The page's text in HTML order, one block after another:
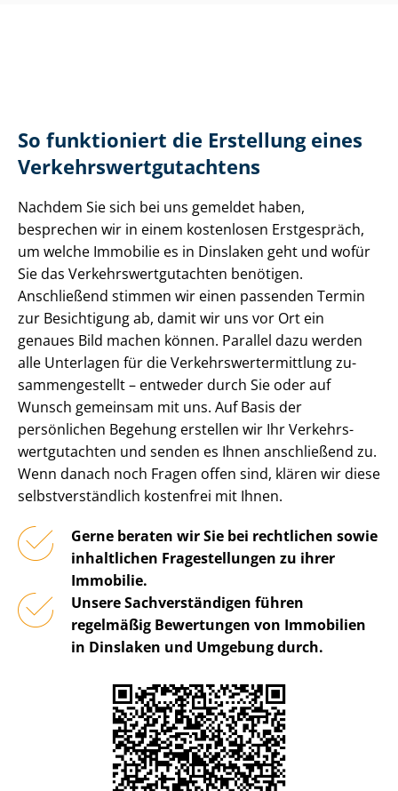
So funktioniert die Erstellung eines
Ver­kehrs­wert­gut­ach­tens
Nachdem Sie sich bei uns gemeldet haben,
besprechen wir in einem kostenlosen Erstgespräch,
um welche Immobilie es in Dinslaken geht und wofür
Sie das Ver­kehrs­wert­gut­ach­ten benötigen.
Anschließend stimmen wir einen passenden Termin
zur Besichtigung ab, damit wir uns vor Ort ein
genaues Bild machen können. Parallel dazu werden
alle Unterlagen für die Ver­kehrs­wert­ermitt­lung zu­
sam­men­ge­stellt – entweder durch Sie oder auf
Wunsch gemeinsam mit uns. Auf Basis der
persönlichen Begehung erstellen wir Ihr Ver­kehrs­
wert­gut­ach­ten und senden es Ihnen anschließend zu.
Wenn danach noch Fragen offen sind, klären wir diese
selbst­ver­ständ­lich kostenfrei mit Ihnen.
Gerne beraten wir Sie bei rechtlichen sowie
inhaltlichen Fragestellungen zu ihrer
Immobilie.
Unsere Sach­ver­stän­di­gen führen
regelmäßig Bewertungen von Immobilien
in Dinslaken und Umgebung durch.